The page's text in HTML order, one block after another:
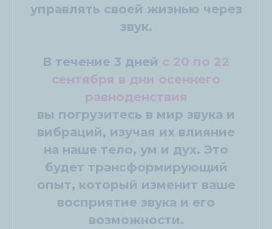
управлять своей жизнью через
звук.
В течение 3 дней с 20 по 22
сентября в дни осеннего
равноденствия
вы погрузитесь в мир звука и
вибраций, изучая их влияние
на наше тело, ум и дух. Это
будет трансформирующий
опыт, который изменит ваше
восприятие звука и его
возможности.